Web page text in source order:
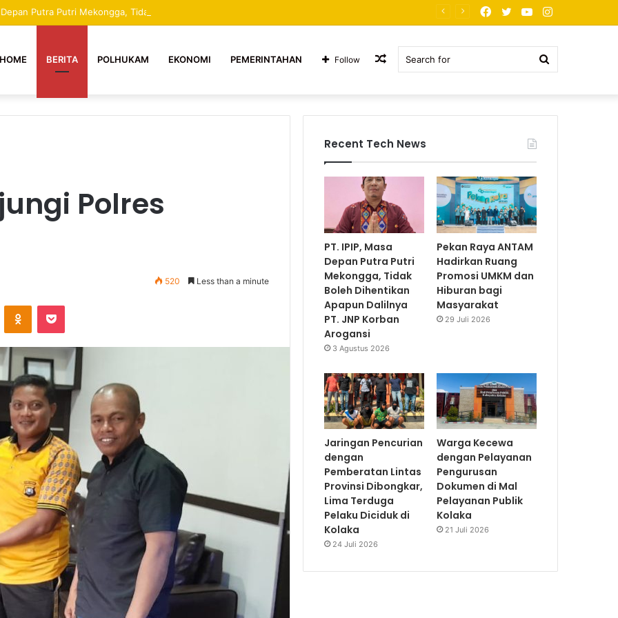
Depan Putra Putri Mekongga, Tidak Boleh Dihentikan Apapun Dalilnya PT. JNP Korban Arogansi YouTube
Twitter
Facebook
HOME BERITA POLHUKAM EKONOMI PEMERINTAHAN Random
Follow
Polres
520 Less than a minute
Recent Tech News
PT. IPIP, Masa
Depan Putra Putri
Mekongga, Tidak
Boleh Dihentikan
Apapun Dalilnya
PT. JNP Korban
Arogansi
3 Agustus 2026
Pekan Raya ANTAM
Hadirkan Ruang
Promosi UMKM dan
Hiburan bagi
Masyarakat
29 Juli 2026
Jaringan Pencurian
dengan
Pemberatan Lintas
Provinsi Dibongkar,
Lima Terduga
Pelaku Diciduk di
Kolaka
24 Juli 2026
Warga Kecewa
dengan Pelayanan
Pengurusan
Dokumen di Mal
Pelayanan Publik
Kolaka
21 Juli 2026